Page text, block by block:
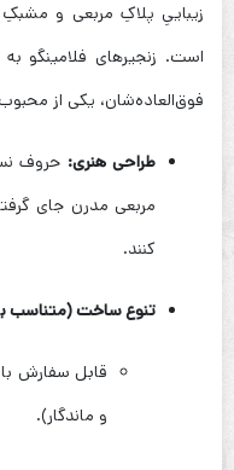
زیباییِ پلاکِ مربعی و مشبکِ
است. زنجیرهای فلامینگو
فوق‌العاده‌شان، یکی از
طراحی هنری: حروف
مربعی مدرن جای
کنند.
تنوع ساخت (متناسب
قابل سفارش
و ماندگار).